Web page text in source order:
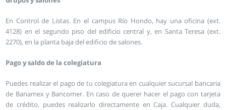
En Control de Listas. En el campus Río Hondo, hay una oficina (ext.
4128) en el segundo piso del edificio central y, en Santa Teresa (ext.
2270), en la planta baja del edificio de salones.
Pago y saldo de la colegiatura
Puedes realizar el pago de tu colegiatura en cualquier sucursal bancaria
de Banamex y Bancomer. En caso de querer hacer el pago con tarjeta
de crédito, puedes realizarlo directamente en Caja. Cualquier duda,